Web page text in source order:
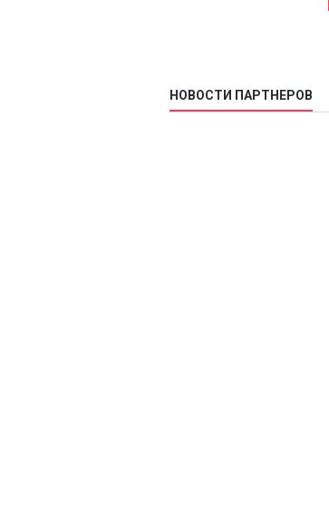
НОВОСТИ ПАРТНЕРОВ